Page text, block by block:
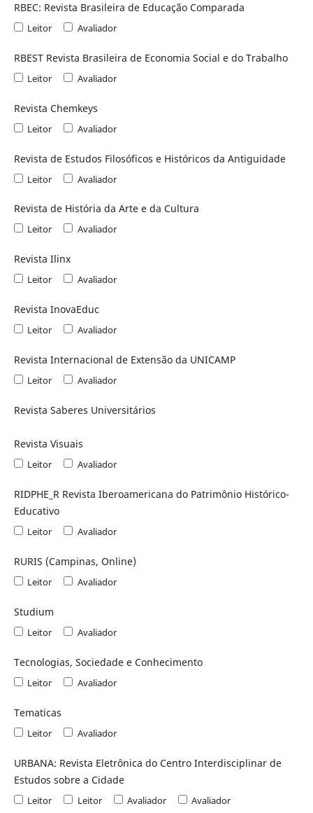
RBEC: Revista Brasileira de Educação Comparada
Leitor Avaliador
RBEST Revista Brasileira de Economia Social e do Trabalho
Leitor Avaliador
Revista Chemkeys
Leitor Avaliador
Revista de Estudos Filosóficos e Históricos da Antiguidade
Leitor Avaliador
Revista de História da Arte e da Cultura
Leitor Avaliador
Revista Ilinx
Leitor Avaliador
Revista InovaEduc
Leitor Avaliador
Revista Internacional de Extensão da UNICAMP
Leitor Avaliador
Revista Saberes Universitários
Revista Visuais
Leitor Avaliador
RIDPHE_R Revista Iberoamericana do Patrimônio Histórico-
Educativo
Leitor Avaliador
RURIS (Campinas, Online)
Leitor Avaliador
Studium
Leitor Avaliador
Tecnologias, Sociedade e Conhecimento
Leitor Avaliador
Tematicas
Leitor Avaliador
URBANA: Revista Eletrônica do Centro Interdisciplinar de
Estudos sobre a Cidade
Leitor Leitor Avaliador Avaliador